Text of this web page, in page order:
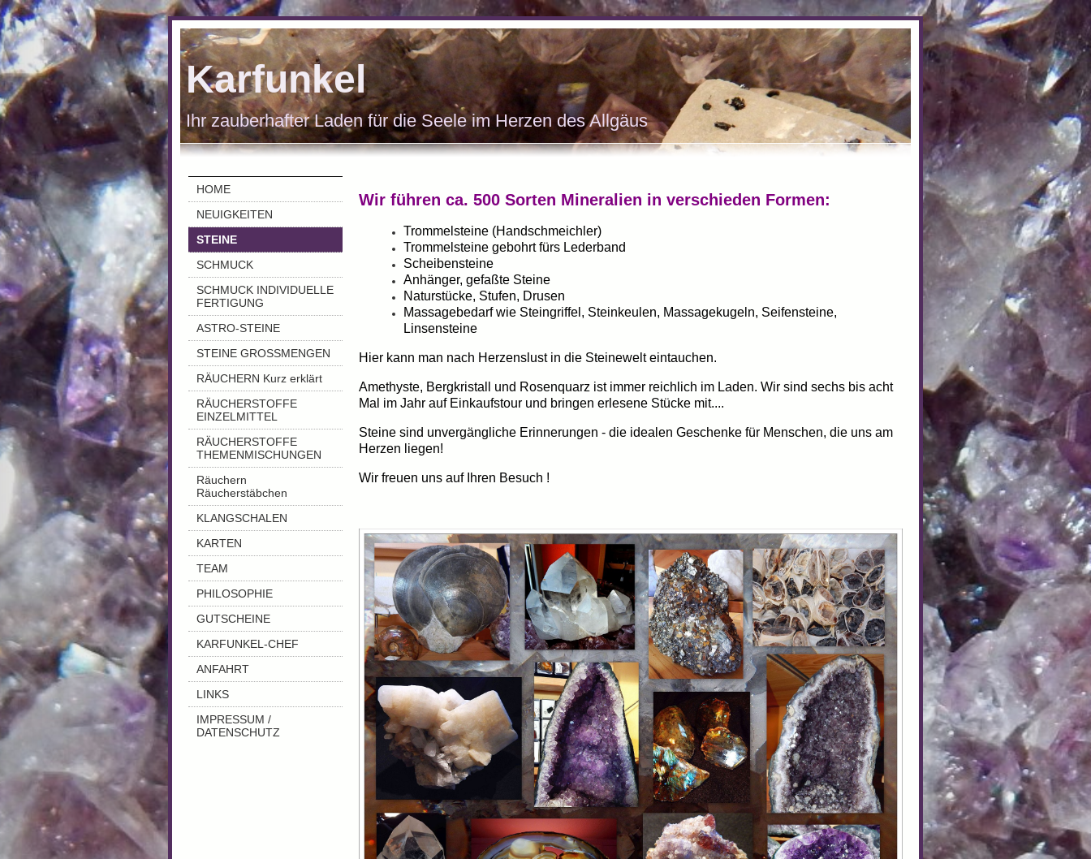
Karfunkel
Ihr zauberhafter Laden für die Seele im Herzen des Allgäus
HOME
NEUIGKEITEN
STEINE
SCHMUCK
SCHMUCK INDIVIDUELLE
FERTIGUNG
ASTRO-STEINE
STEINE GROSSMENGEN
RÄUCHERN Kurz erklärt
RÄUCHERSTOFFE
EINZELMITTEL
RÄUCHERSTOFFE
THEMENMISCHUNGEN
Räuchern
Räucherstäbchen
KLANGSCHALEN
KARTEN
TEAM
PHILOSOPHIE
GUTSCHEINE
KARFUNKEL-CHEF
ANFAHRT
LINKS
IMPRESSUM /
DATENSCHUTZ
Wir führen ca. 500 Sorten Mineralien in verschieden Formen:
Trommelsteine (Handschmeichler)
Trommelsteine gebohrt fürs Lederband
Scheibensteine
Anhänger, gefaßte Steine
Naturstücke, Stufen, Drusen
Massagebedarf wie Steingriffel, Steinkeulen, Massagekugeln, Seifensteine,
Linsensteine
Hier kann man nach Herzenslust in die Steinewelt eintauchen.
Amethyste, Bergkristall und Rosenquarz ist immer reichlich im Laden. Wir sind sechs bis acht
Mal im Jahr auf Einkaufstour und bringen erlesene Stücke mit....
Steine sind unvergängliche Erinnerungen - die idealen Geschenke für Menschen, die uns am
Herzen liegen!
Wir freuen uns auf Ihren Besuch !